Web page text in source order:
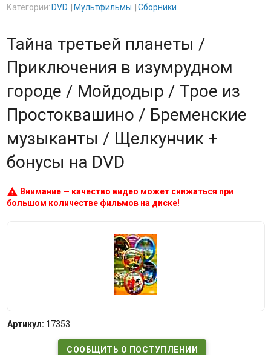
Категории: DVD Мультфильмы Сборники
Тайна третьей планеты /
Приключения в изумрудном
городе / Мойдодыр / Трое из
Простоквашино / Бременские
музыканты / Щелкунчик +
бонусы на DVD
warning Внимание — качество видео может снижаться при
большом количестве фильмов на диске!
Артикул: 17353
СООБЩИТЬ О ПОСТУПЛЕНИИ